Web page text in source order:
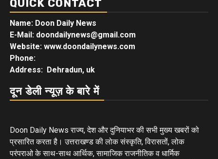
QUICK CONTACT
Name: Doon Daily News
E-Mail: doondailynews@gmail.com
Website: www.doondailynews.com
Phone:
Address: Dehradun, uk
दून डेली न्यूज़ के बारे में
Doon Daily News राज्य, देश और दुनियाभर की सभी मुख्य खबरों को
प्रसारित करता है। उत्तराखण्ड की लोक संस्कृति, विरासतों, लोक
परंपराओ के साथ-साथ आर्थिक, सामाजिक राजनीतिक व धार्मिक